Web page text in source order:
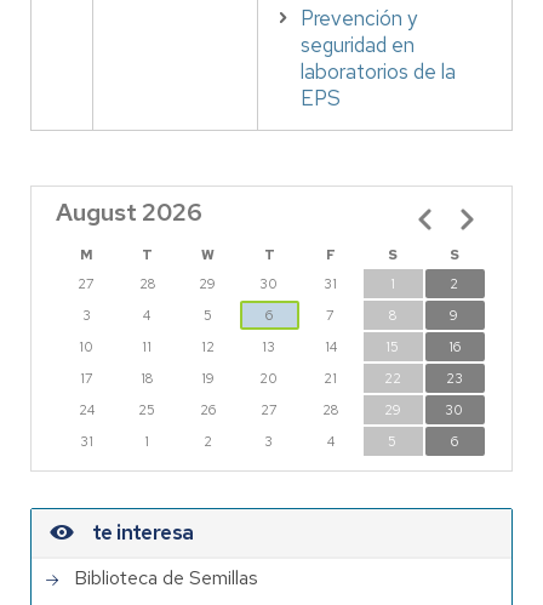
Prevención y
seguridad en
laboratorios de la
EPS
August 2026
M T W T F S
S
27
28 29 30 31 1
2
3
4 5 6 7 8
9
10
11 12 13 14 15
16
17
18 19 20 21 22
23
24
25 26 27 28 29
30
31
1 2 3 4 5 6
Pagination
te interesa
Biblioteca de Semillas